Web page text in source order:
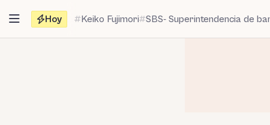
contenido
Hoy Keiko Fujimori SBS- Superintendencia de